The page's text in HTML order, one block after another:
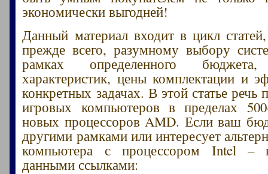
экономически выгодней!
Данный материал входит в цикл
прежде всего, разумному выбору
рамках определенного
характеристик, цены комплектации и
конкретных задачах. В этой статье речь
игровых компьютеров в пределах
новых процессоров AMD. Если ваш
другими рамками или интересует
компьютера с процессором Intel –
данными ссылками: